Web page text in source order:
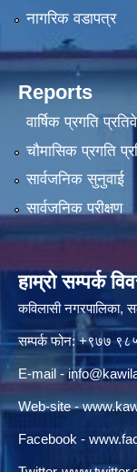
नागरिक वडापत्र
Reports
वार्षिक प्रगति
चौमासिक प्रगति
सार्वजनिक सुनुवाई
सार्वजनिक परीक्षण
हाम्रो सम्पर्क
कविलासी नगरपालिका,
सम्पर्क फोन: +९७७
E-mail -
Web-site -
Facebook -